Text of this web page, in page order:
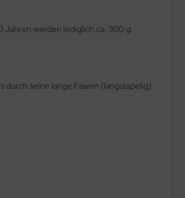
Jahren werden lediglich ca. 300 g
durch seine lange Fasern (langstapelig)